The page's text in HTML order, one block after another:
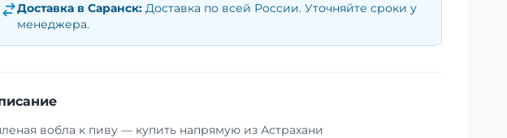
Доставка в Саранск: Доставка по всей России. Уточняйте сроки у
менеджера.
вобла к пиву — купить напрямую из Астрахани